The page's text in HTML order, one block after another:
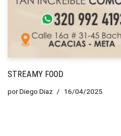
STREAMY FOOD
porDiego Diaz 16/04/2025